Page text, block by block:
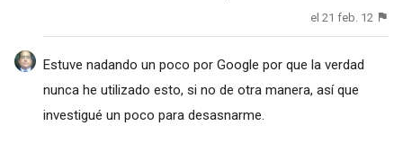
el 21 feb. 12
Estuve nadando un poco por Google por que la verdad
nunca he utilizado esto, si no de otra manera, así que
investigué un poco para desasnarme.